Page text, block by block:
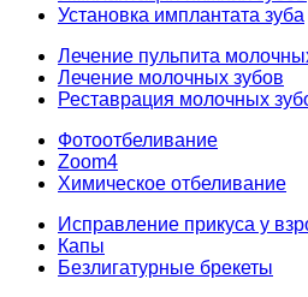
Установка имплантата зуба
Лечение пульпита
Лечение молочных зубов
Реставрация молочных
Фотоотбеливание
Zoom4
Химическое отбеливание
Исправление прикуса у
Капы
Безлигатурные брекеты